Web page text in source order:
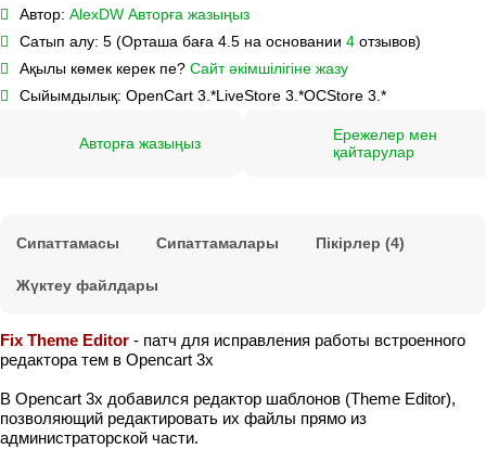
Автор: AlexDW Авторға жазыңыз
Сатып алу: 5 (Орташа баға 4.5 на основании 4 отзывов)
Ақылы көмек керек пе? Сайт әкімшілігіне жазу
Сыйымдылық: OpenCart 3.*LiveStore 3.*OCStore 3.*
Авторға жазыңыз
Ережелер мен
қайтарулар
Сипаттамасы Сипаттамалары Пікірлер (4)
Жүктеу файлдары
Fix Theme Editor - патч для исправления работы встроенного
редактора тем в Opencart 3x
В Opencart 3x добавился редактор шаблонов (Theme Editor),
позволяющий редактировать их файлы прямо из
администраторской части.